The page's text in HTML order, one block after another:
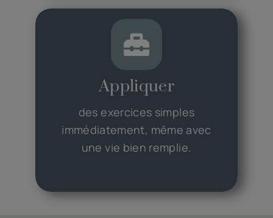
Appliquer
des exercices simples
immédiatement, même avec
une vie bien remplie.